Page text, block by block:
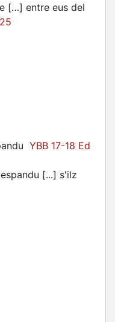
[…] entre eus del
YBB 17-18 Ed
espandu [...] s'ilz